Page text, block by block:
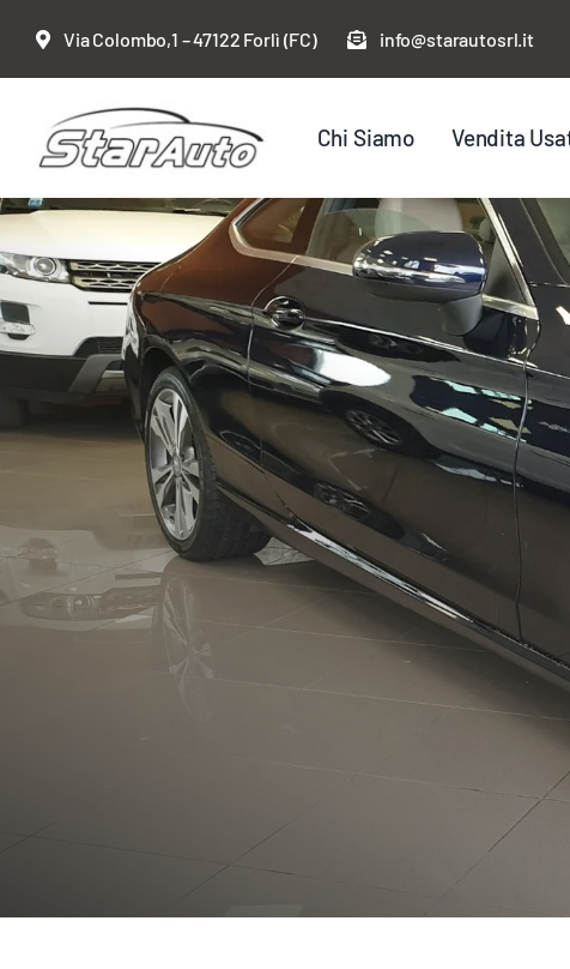
Via Colombo,1 – 47122 Forlì (FC) info@starautosrl.it
Chi Siamo Vendita